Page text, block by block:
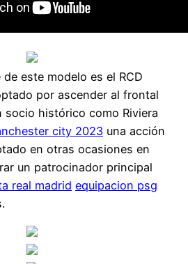
este modelo es el RCD
por ascender al frontal
socio histórico como Riviera
city 2023 una acción
en otras ocasiones en
un patrocinador principal
real madrid equipacion psg